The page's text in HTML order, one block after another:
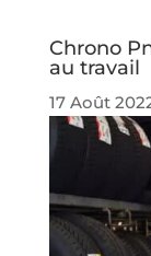
Chrono
au travail
17 Août